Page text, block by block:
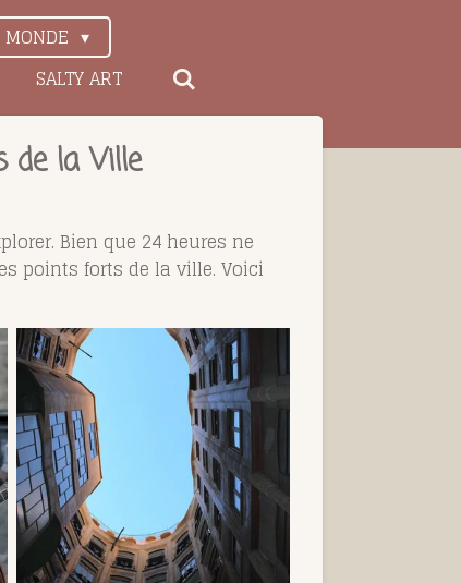
MONDE
SALTY ART
de la Ville
Bien que 24 heures ne
points forts de la ville. Voici